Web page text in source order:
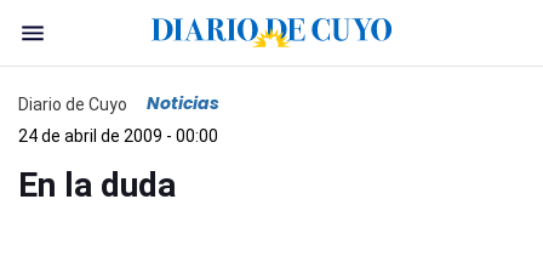
Diario de Cuyo Noticias
24 de abril de 2009 - 00:00
En la duda